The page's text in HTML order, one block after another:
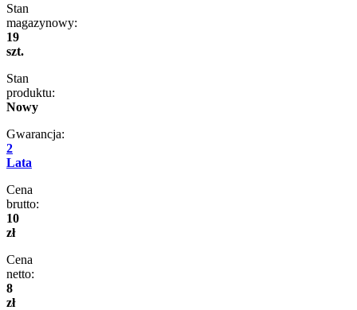
Stan
magazynowy:
19
szt.
Stan
produktu:
Nowy
Gwarancja:
2
Lata
Cena
brutto:
10
zł
Cena
netto:
8
zł